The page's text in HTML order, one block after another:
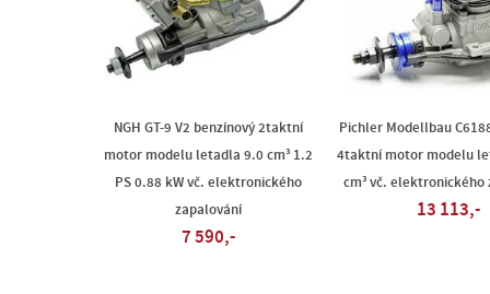
NGH GT-9 V2 benzínový 2taktní
motor modelu letadla 9.0 cm³ 1.2
PS 0.88 kW vč. elektronického
zapalování
7 590,-
Pichler Modellbau
4taktní motor modelu
cm³ vč. elektronického
13 113,-